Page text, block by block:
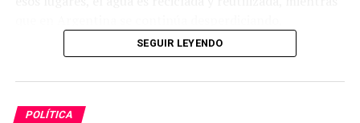
demandan respuestas efectivas frente a la violencia de
En este contexto, el proyecto enfatiza que combatir la
impunidad no solo implica sancionar a los autores
especialmente en actividades como el lavado de
vehículos, donde se pierden miles de litros a diario.
SEGUIR LEYENDO
POLÍTICA